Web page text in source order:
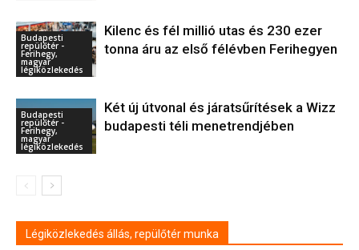
Budapesti
repülőtér -
Ferihegy,
magyar
légiközlekedés
Kilenc és fél millió utas és 230 ezer
tonna áru az első félévben Ferihegyen
Budapesti
repülőtér -
Ferihegy,
magyar
légiközlekedés
Két új útvonal és járatsűrítések a Wizz
budapesti téli menetrendjében
Légiközlekedés állás, repülőtér munka